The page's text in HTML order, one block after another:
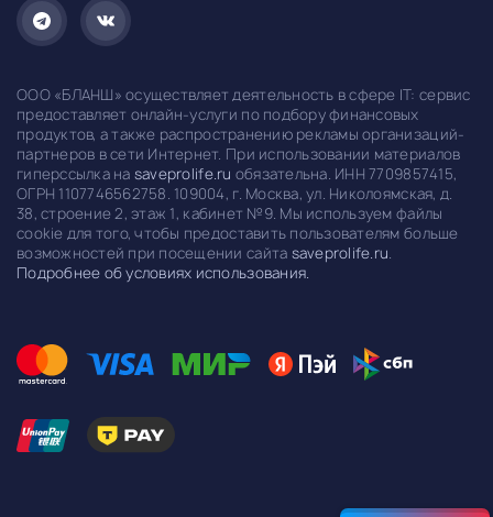
ООО «БЛАНШ» осуществляет деятельность в сфере IT: сервис
предоставляет онлайн-услуги по подбору финансовых
продуктов, а также распространению рекламы организаций-
партнеров в сети Интернет. При использовании материалов
гиперссылка на saveprolife.ru обязательна. ИНН 7709857415,
ОГРН 1107746562758. 109004, г. Москва, ул. Николоямская, д.
38, строение 2, этаж 1, кабинет №9. Мы используем файлы
cookie для того, чтобы предоставить пользователям больше
возможностей при посещении сайта saveprolife.ru.
Подробнее об условиях использования.